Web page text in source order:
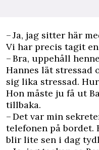
– Ja, jag sitter här
Vi har precis tagit
– Bra, uppehåll
Hannes lät stressad
sig lika stressad.
Hon måste ju få ut
tillbaka.
– Det var min
telefonen på bordet.
blir lite sen i dag